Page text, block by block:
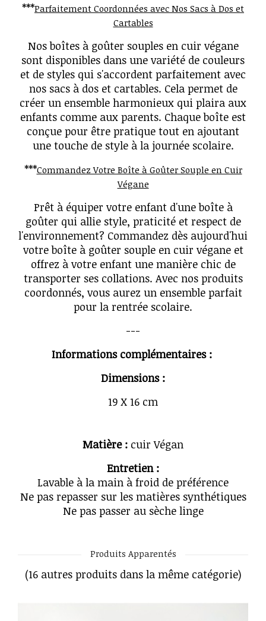
***Parfaitement Coordonnées avec Nos Sacs à Dos et
Cartables
Nos boîtes à goûter souples en cuir végane
sont disponibles dans une variété de couleurs
et de styles qui s'accordent parfaitement avec
nos sacs à dos et cartables. Cela permet de
créer un ensemble harmonieux qui plaira aux
enfants comme aux parents. Chaque boîte est
conçue pour être pratique tout en ajoutant
une touche de style à la journée scolaire.
***Commandez Votre Boîte à Goûter Souple en Cuir
Végane
Prêt à équiper votre enfant d'une boîte à
goûter qui allie style, praticité et respect de
l'environnement? Commandez dès aujourd'hui
votre boîte à goûter souple en cuir végane et
offrez à votre enfant une manière chic de
transporter ses collations. Avec nos produits
coordonnés, vous aurez un ensemble parfait
pour la rentrée scolaire.
---
Informations complémentaires :
Dimensions :
19 X 16 cm
Matière : cuir Végan
Entretien :
Lavable à la main à froid de préférence
Ne pas repasser sur les matières synthétiques
Ne pas passer au sèche linge
Produits Apparentés
(16 autres produits dans la même catégorie)